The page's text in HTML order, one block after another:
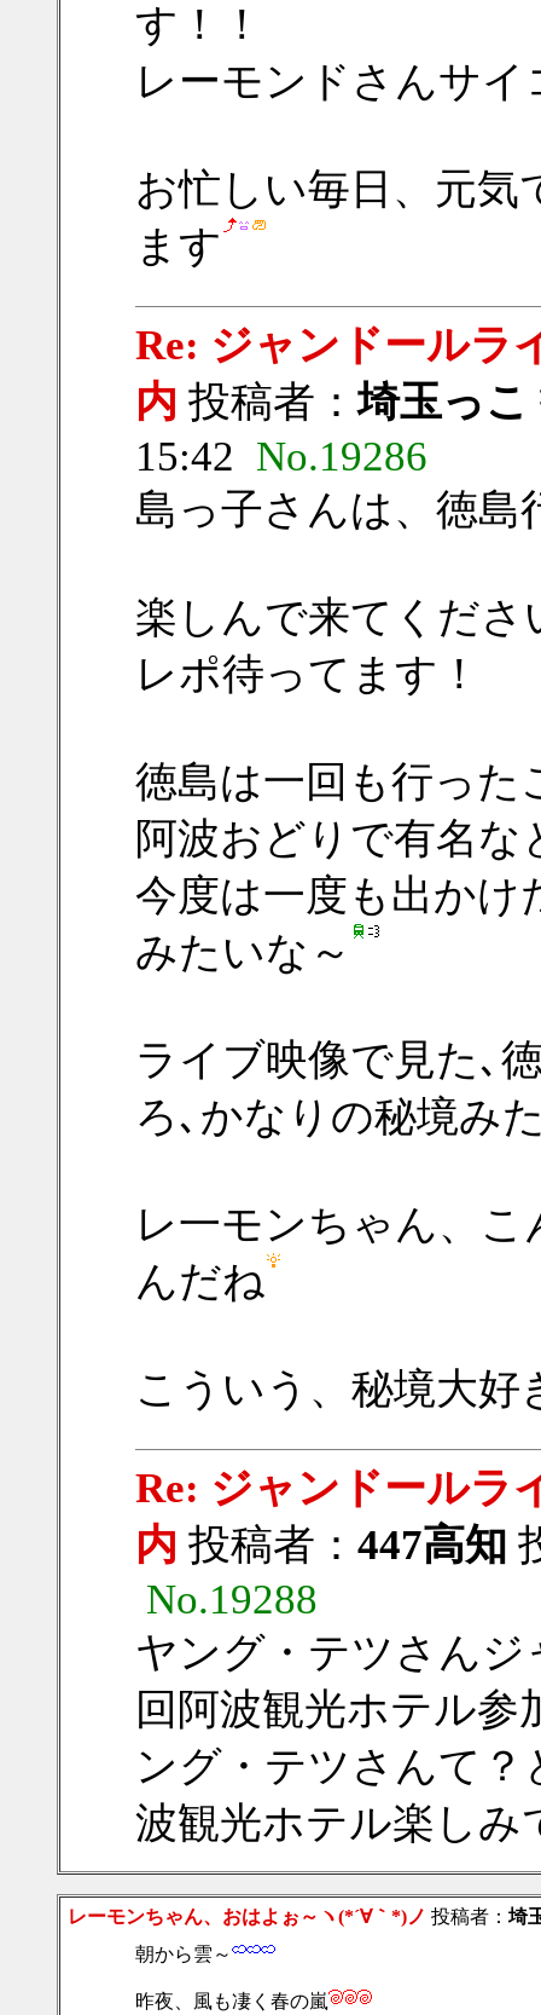
す！！
レーモンドさんサイ
お忙しい毎日、元
ます
Re: ジャンドールラ
内 投稿者：埼玉っこ
15:42 No.19286
島っ子さんは、徳島
楽しんで来てくだ
レポ待ってます！
徳島は一回も行った
阿波おどりで有名
今度は一度も出かけ
みたいな～
ライブ映像で見た､
ろ､かなりの秘境み
レ一モンちゃん、
んだね
こういう、秘境大好
Re: ジャンドールラ
内 投稿者： 447高知
No.19288
ヤング・テツさん
回阿波観光ホテル
ング・テツさんて
波観光ホテル楽しみ
レーモンちゃん、おはよぉ～ヽ(*´∀｀*)ノ 投稿者： 埼
朝から雲～
昨夜、風も凄く春の嵐